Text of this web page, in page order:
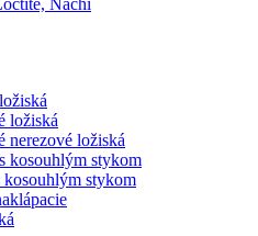
ložiská
nerezové ložiská
kosouhlým stykom
stykom